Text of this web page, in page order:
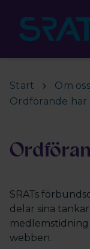
Start Om oss
Ordförande
SRATs
delar sina
medlemstidning
webben.